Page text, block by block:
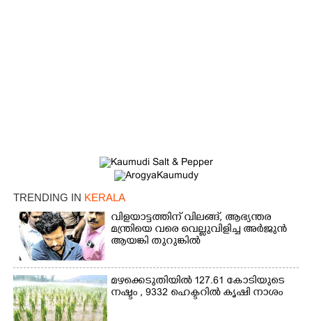
TRENDING IN KERALA
വിളയാട്ടത്തിന് വിലങ്ങ്, ആഭ്യന്തര
മന്ത്രിയെ വരെ വെല്ലുവിളിച്ച അർജുൻ
ആയങ്കി തുറുങ്കിൽ
മഴക്കെടുതിയിൽ 127.61 കോടിയുടെ
നഷ്ടം , 9332 ഹെക്ടറിൽ കൃഷി നാശം